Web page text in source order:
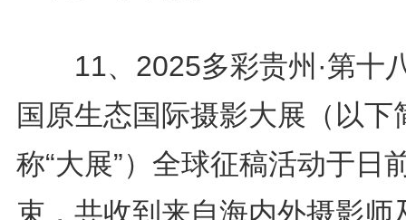
11、2025多彩贵州·第十
国原生态国际摄影大展（以下
称“大展”）全球征稿活动于日
束，共收到来自海内外摄影师